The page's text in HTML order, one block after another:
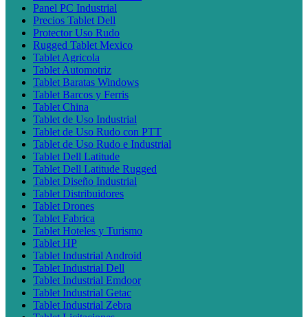
Panel PC Industrial
Precios Tablet Dell
Protector Uso Rudo
Rugged Tablet Mexico
Tablet Agricola
Tablet Automotriz
Tablet Baratas Windows
Tablet Barcos y Ferris
Tablet China
Tablet de Uso Industrial
Tablet de Uso Rudo con PTT
Tablet de Uso Rudo e Industrial
Tablet Dell Latitude
Tablet Dell Latitude Rugged
Tablet Diseño Industrial
Tablet Distribuidores
Tablet Drones
Tablet Fabrica
Tablet Hoteles y Turismo
Tablet HP
Tablet Industrial Android
Tablet Industrial Dell
Tablet Industrial Emdoor
Tablet Industrial Getac
Tablet Industrial Zebra